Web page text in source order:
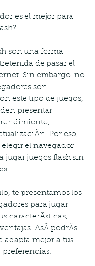
es el mejor para
son una forma
de pasar el
Sin embargo, no
son
este tipo de juegos,
presentar
rendimiento,
Por eso,
el navegador
jugar juegos flash sin
te presentamos los
para jugar
caracterÃsticas,
AsÃ podrÃs
adapta mejor a tus
preferencias.